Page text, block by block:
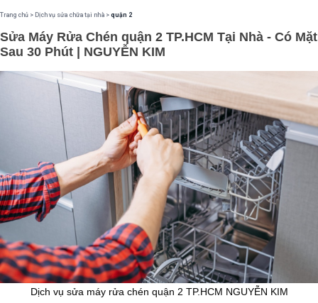
Trang chủ > Dịch vụ sửa chữa tại nhà > quận 2
Sửa Máy Rửa Chén quận 2 TP.HCM Tại Nhà - Có Mặt
Sau 30 Phút | NGUYỄN KIM
Dịch vụ sửa máy rửa chén quận 2 TP.HCM NGUYỄN KIM